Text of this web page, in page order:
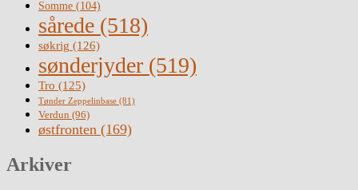
Somme (104)
sårede (518)
søkrig (126)
sønderjyder (519)
Tro (125)
Tønder Zeppelinbase (81)
Verdun (96)
østfronten (169)
Arkiver